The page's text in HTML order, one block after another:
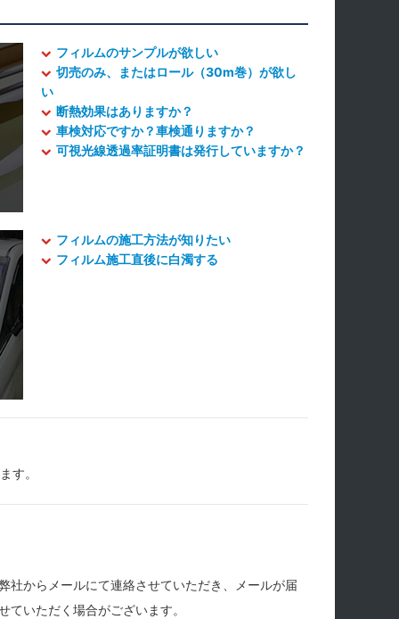
フィルムのサンプルが欲しい
切売のみ、またはロール（30m巻）が欲し
い
断熱効果はありますか？
車検対応ですか？車検通りますか？
可視光線透過率証明書は発行していますか？
フィルムの施工方法が知りたい
フィルム施工直後に白濁する
す。
社からメールにて連絡させていただき、メールが届
いただく場合がございます。